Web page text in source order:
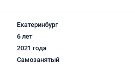
Екатеринбург
6 лет
2021 года
Самозанятый